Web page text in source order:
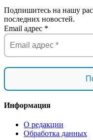
Подпишитесь на нашу
последних новостей.
Email адрес *
Информация
О редакции
Обработка данных